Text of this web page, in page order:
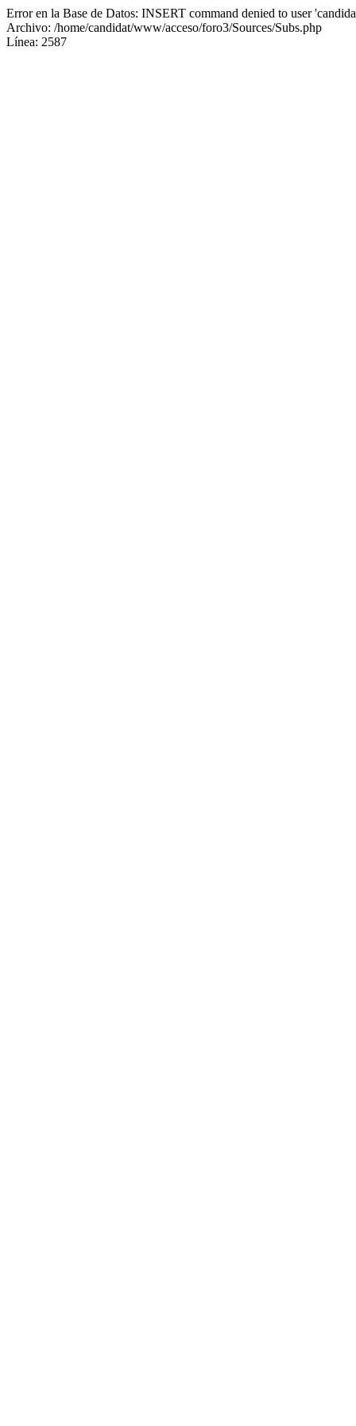
Error en la Base de Datos: INSERT command denied to user
Archivo: /home/candidat/www/acceso/foro3/Sources/Subs.php
Línea: 2587